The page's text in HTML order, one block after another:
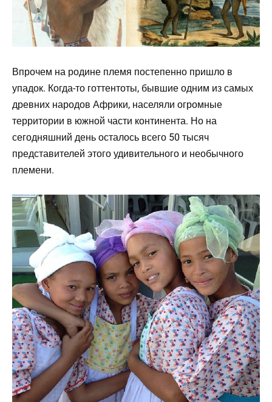
Впрочем на родине племя постепенно пришло в
упадок. Когда-то готтентоты, бывшие одним из самых
древних народов Африки, населяли огромные
территории в южной части континента. Но на
сегодняшний день осталось всего 50 тысяч
представителей этого удивительного и необычного
племени.